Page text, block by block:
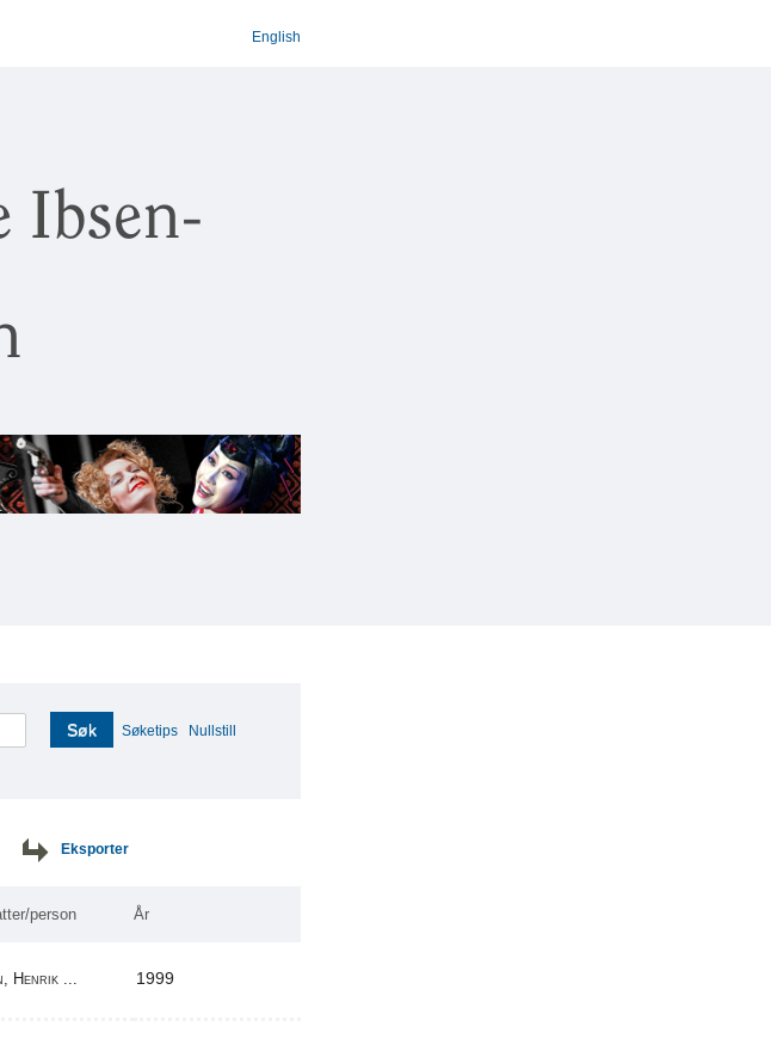
English
Ibsen-
Søk Søketips Nullstill
Eksporter
person År
Henrik ... 1999